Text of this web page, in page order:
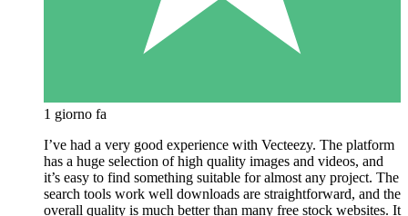
1 giorno fa
I’ve had a very good experience with Vecteezy. The platform
has a huge selection of high quality images and videos, and
it’s easy to find something suitable for almost any project. The
search tools work well downloads are straightforward, and the
overall quality is much better than many free stock websites. It